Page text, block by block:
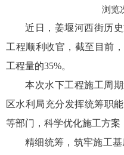
浏览
近日，姜堰河西街历
工程顺利收官，截至目前
工程量的35%。
本次水下工程施工周
区水利局充分发挥统筹职
等部门，科学优化施工方案
精细统筹，筑牢施工基